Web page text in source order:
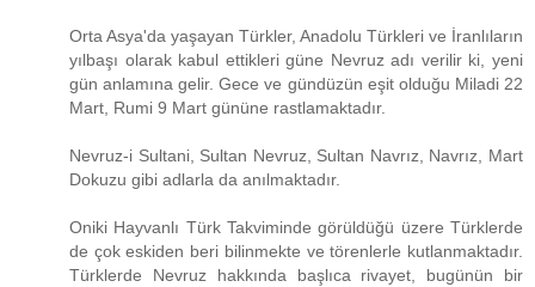
Orta Asya'da yaşayan Türkler, Anadolu Türkleri ve İranlıların
yılbaşı olarak kabul ettikleri güne Nevruz adı verilir ki, yeni
gün anlamına gelir. Gece ve gündüzün eşit olduğu Miladi 22
Mart, Rumi 9 Mart gününe rastlamaktadır.
Nevruz-i Sultani, Sultan Nevruz, Sultan Navrız, Navrız, Mart
Dokuzu gibi adlarla da anılmaktadır.
Oniki Hayvanlı Türk Takviminde görüldüğü üzere Türklerde
de çok eskiden beri bilinmekte ve törenlerle kutlanmaktadır.
Türklerde Nevruz hakkında başlıca rivayet, bugünün bir